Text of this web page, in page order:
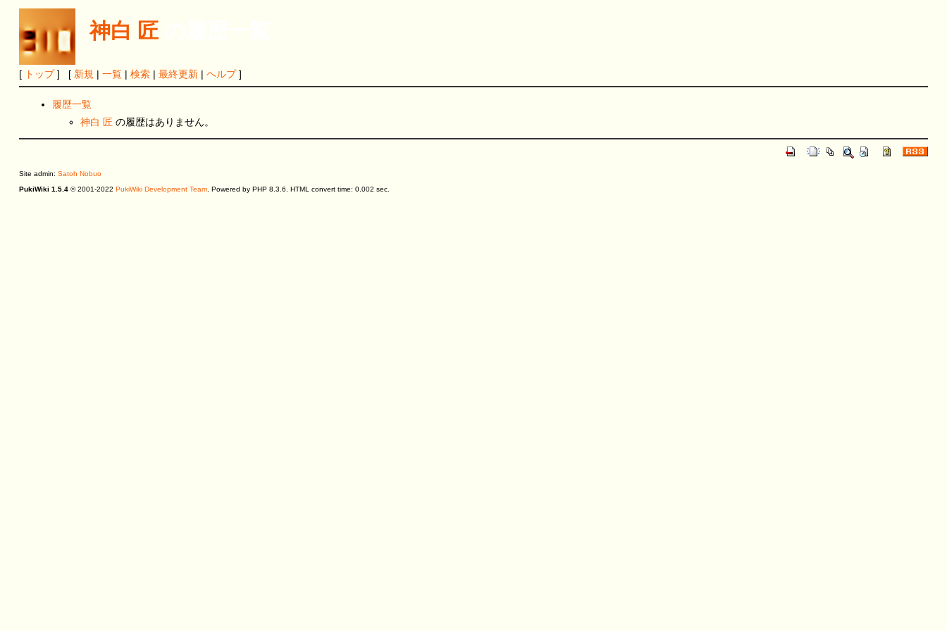
神白 匠の履歴一覧
[ トップ] [ 新規 | 一覧| 検索| 最終更新| ヘルプ]
履歴一覧
神白 匠 の履歴はありません。
Site admin: Satoh Nobuo
PukiWiki 1.5.4© 2001-2022 PukiWiki Development Team. Powered by PHP 8.3.6. HTML convert time: 0.002 sec.